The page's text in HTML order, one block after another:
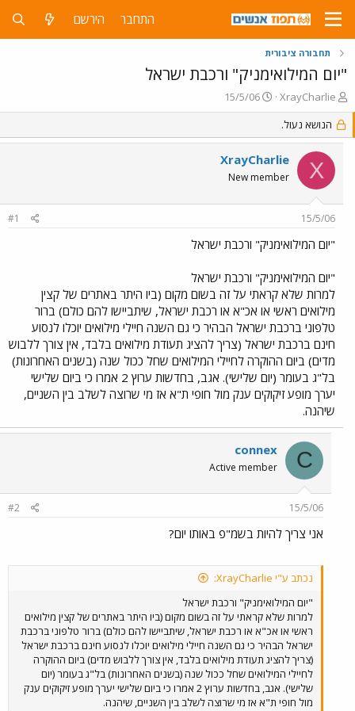
התחבר הירשם
תחבורה ציבורית
"יום המילואימניק" ורכבת ישראל
פ
ו
ת
ח
נ
XrayCharlie
פ
ו
ס
ם
ב
ת
ך
15/5/06
הנושא נעול.
X
XrayCharlie
New member
15/5/06
#1
"יום המילואימניק" ורכבת ישראל
"יום המילואימניק" ורכבת ישראל
למרות שלא קראתי על זה בשום מקום (ביו היתר באתרים של קצין
מילואים ראשי או אכ"א או רכבת ישראל, שיתביישו להם כולם) ברור
טלפוני ברכבת ישראל הבהיר כי גם השנה חיילי מילואים יוכלו לנסוע
חינם ברכבת ישראל (צריך להציג תעודת מילואים בלבד, אין צורך ללבוש
מדים) ביום ההוקרה לחיילי המילואים שחל ככול שנה (בשנים האחרונות)
בל"ג בעומר (יום שלישי). אגב, בחדשות ערוץ 2 אמרו כי ביום שלישי
יערך מופע זיקוקים ענק מול חופי ת"א אז מי שרוצה לשלב בין השניים,
שיהנה.
C
connex
Active member
15/5/06
#2
אני צריך להיות בשמ"פ באותו יום?
נכתב ע"י XrayCharlie:
"יום המילואימניק" ורכבת ישראל
למרות שלא קראתי על זה בשום מקום (ביו היתר באתרים של קצין מילואים
ראשי או אכ"א או רכבת ישראל, שיתביישו להם כולם) ברור טלפוני ברכבת
ישראל הבהיר כי גם השנה חיילי מילואים יוכלו לנסוע חינם ברכבת ישראל
(צריך להציג תעודת מילואים בלבד, אין צורך ללבוש מדים) ביום ההוקרה
לחיילי המילואים שחל ככול שנה (בשנים האחרונות) בל"ג בעומר (יום
שלישי). אגב, בחדשות ערוץ 2 אמרו כי ביום שלישי יערך מופע זיקוקים ענק
מול חופי ת"א אז מי שרוצה לשלב בין השניים, שיהנה.